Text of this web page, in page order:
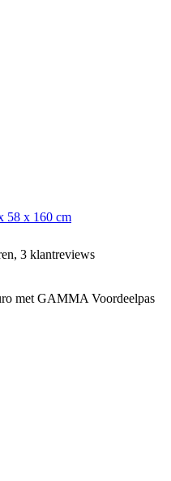
58 x 160 cm
3 klantreviews
met GAMMA Voordeelpas